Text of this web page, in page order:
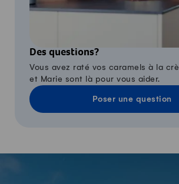
Des questions?
Vous avez raté vos caramels à la
et Marie sont là pour vous aider.
Poser une question